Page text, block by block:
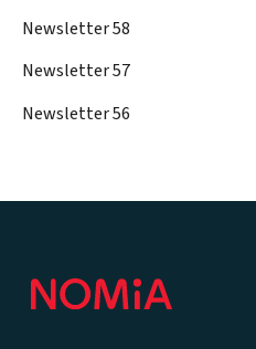
Newsletter 58
Newsletter 57
Newsletter 56